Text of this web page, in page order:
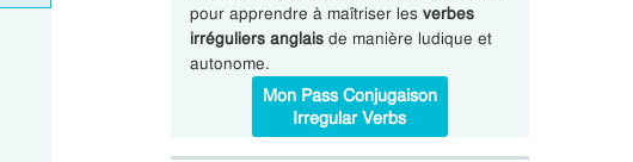
pour apprendre à maîtriser les verbes
irréguliers anglaisde manière ludique et
autonome.
Mon Pass Conjugaison
Irregular Verbs